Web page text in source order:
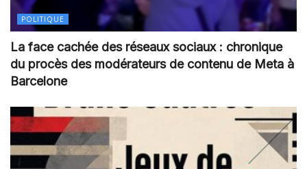
POLITIQUE
La face cachée des réseaux sociaux : chronique
du procès des modérateurs de contenu de Meta à
Barcelone